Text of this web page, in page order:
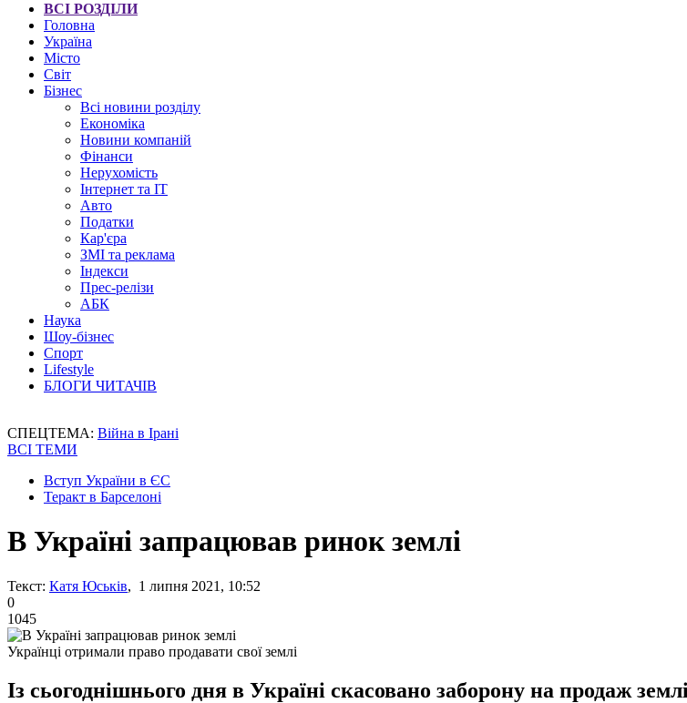
ВСІ РОЗДІЛИ
Головна
Україна
Місто
Світ
Бізнес
Всі новини розділу
Економіка
Новини компаній
Фінанси
Нерухомість
Інтернет та IT
Авто
Податки
Кар'єра
ЗМІ та реклама
Індекси
Прес-релізи
АБК
Наука
Шоу-бізнес
Спорт
Lifestyle
БЛОГИ ЧИТАЧІВ
СПЕЦТЕМА: Війна в Ірані
ВСІ ТЕМИ
Вступ України в ЄС
Теракт в Барселоні
В Україні запрацював ринок землі
Текст: Катя Юськів, 1 липня 2021, 10:52
0
1045
Українці отримали право продавати свої землі
Із сьогоднішнього дня в Україні скасовано заборону на продаж